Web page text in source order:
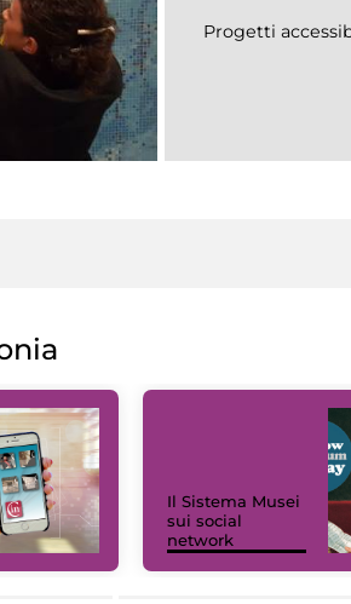
Progetti
Il Sistema Musei
sui social
network